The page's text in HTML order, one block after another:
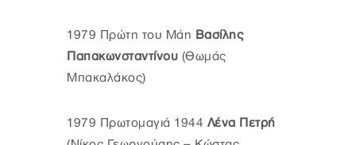
1979 Πρώτη του Μάη Βασίλης
Παπακωνσταντίνου (Θωμάς
Μπακαλάκος)
1979 Πρωτομαγιά 1944 Λένα Πετρή